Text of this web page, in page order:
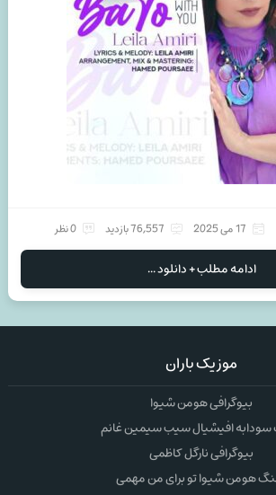
17 می 2025 76,557 بازدید 0 نظر
ادامه مطلب + دانلود ...
موزیک باران
بیوگرافی هومن شیوا
افیشیال سیب سیمین غانم
بیوگرافی نارگل کاظمی
هومن شیوا تو برای من مهمی